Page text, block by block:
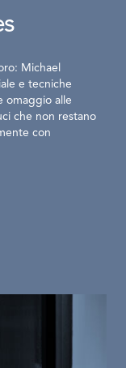
Michael
e tecniche
omaggio alle
che non restano
con